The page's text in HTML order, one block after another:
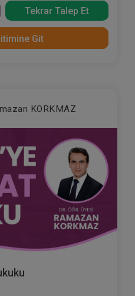
Tekrar Talep Et
Git
KORKMAZ